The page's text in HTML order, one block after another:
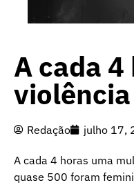
A cada
Redação julho 17,
A cada 4 horas uma
quase 500 foram